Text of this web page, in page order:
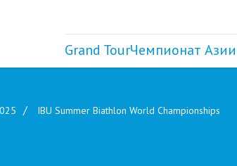
Grand TourЧемпионат Азии
IBU Summer Biathlon World Championships